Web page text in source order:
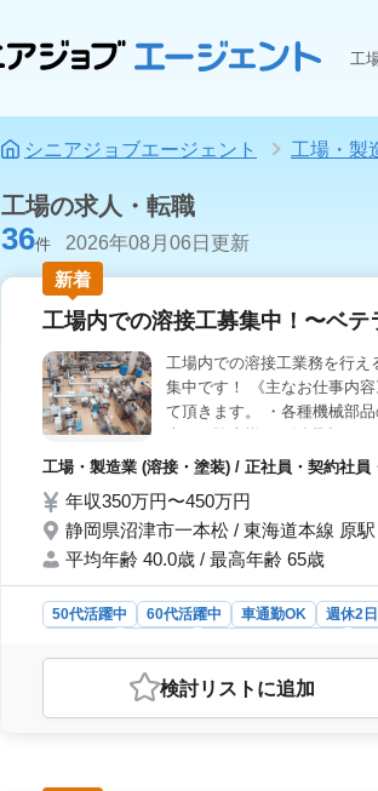
工
シニアジョブエージェント 工場・製
工場の求人・転職
36件
2026年08月06日更新
新着
工場内での溶接工募集中！〜ベ
工場内での溶接工業務を行
集中です！ 《主なお仕事内
て頂きます。 ・各種機械部
はご不明な点や気になる点、
工場・製造業 (溶接・塗装) / 正社員・契約社員
年収350万円〜450万円
静岡県沼津市一本松 / 東海道本線 原駅
平均年齢 40.0歳 / 最高年齢 65歳
50代活躍中 60代活躍中 車通勤OK 週休2
おすすめポイント
＜ベテラン経験者の活躍が期待される環境
共に、安定した環境で業務に取り組む
検討リスト に追加